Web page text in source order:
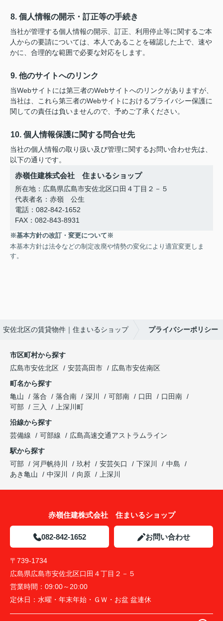
8. 個人情報の開示・訂正等の手続き
当社が管理する個人情報の開示、訂正、利用停止等に関するご本
人からの要請については、本人であることを確認した上で、速や
かに、合理的な範囲で必要な対応をします。
9. 他のサイトへのリンク
当Webサイトには第三者のWebサイトへのリンクがありますが、
当社は、これら第三者のWebサイトにおけるプライバシー保護に
関しての責任は負いませんので、予めご了承ください。
10. 個人情報保護に関する問合せ先
当社の個人情報の取り扱い及び管理に関するお問い合わせ先は、
以下の通りです。
赤嶺住建株式会社 住まいるショップ
所在地：広島県広島市安佐北区口田４丁目２－５
代表者名：赤嶺 公生
電話：082-842-1652
FAX：082-843-8931
※基本方針の改訂・変更について※
本基本方針は法令などの制定改廃や情勢の変化により適宜変更しま
す。
安佐北区の賃貸物件｜住まいるショップ プライバシーポリシー
市区町村から探す
広島市安佐北区
安芸高田市
広島市安佐南区
町名から探す
亀山
落合 落合南 深川 可部南 口田
口田南
可部
三入
上深川町
沿線から探す
芸備線
可部線
広島高速交通アストラムライン
駅から探す
可部
河戸帆待川 玖村 安芸矢口 下深川
中島
あき亀山
中深川 向原 上深川
赤嶺住建株式会社 住まいるショップ
082-842-1652 お問い合わせ
〒739-1734
広島県広島市安佐北区口田４丁目２－５
営業時間： 09:00～20:00
定休日： 水曜・年末年始・ＧＷ・お盆 盆連休